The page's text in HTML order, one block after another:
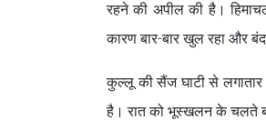
रहने की अपील की है।
कारण बार-बार खुल रहा और बंद
कुल्लू की सैंज घाटी से लगातार
है। रात को भूस्खलन के चलते